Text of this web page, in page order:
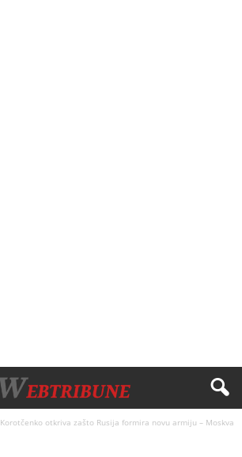
Korotčenko otkriva zašto Rusija formira novu armiju – Moskva